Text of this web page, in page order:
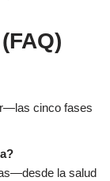
cinco fases
la salud